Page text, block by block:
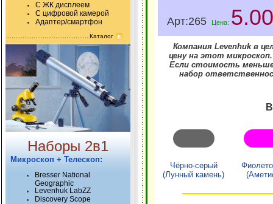
С ЖК дисплеем
С цифровой камерой
Адаптер/смартфон
Каталог
Наборы 2в1
Микроскоп + Телескоп:
Bresser National
Geographic
Levenhuk LabZZ
Discovery Scope
Арт:265 Цена:
Компания Levenhuk в
цену на этот
Если стоимость
набор
Чёрно-серый
(Лунный камень)